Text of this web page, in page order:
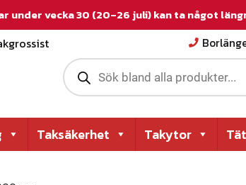
under vecka 30 (20–26 juli) kan ta något
P
r
o
u
c
t
Taksäkerhet Takytor